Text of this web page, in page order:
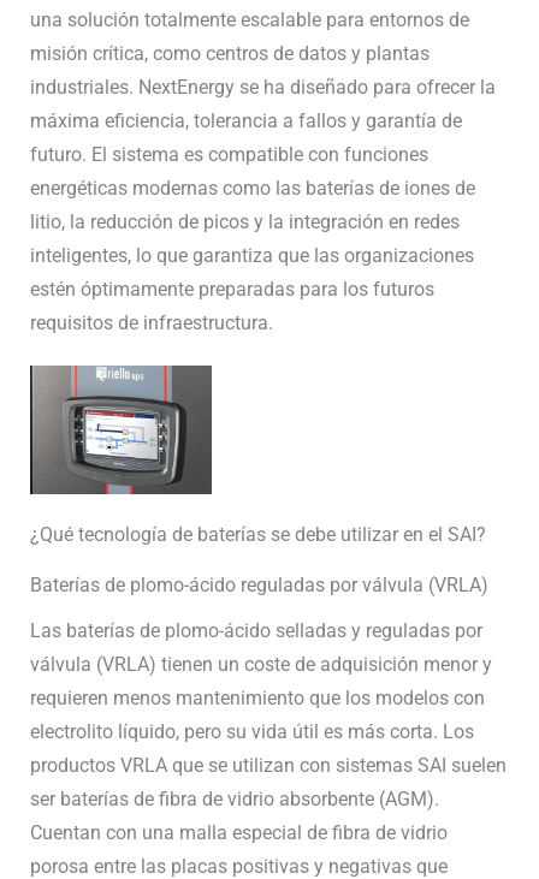
una solución totalmente escalable para entornos de
misión crítica, como centros de datos y plantas
industriales. NextEnergy se ha diseñado para ofrecer la
máxima eficiencia, tolerancia a fallos y garantía de
futuro. El sistema es compatible con funciones
energéticas modernas como las baterías de iones de
litio, la reducción de picos y la integración en redes
inteligentes, lo que garantiza que las organizaciones
estén óptimamente preparadas para los futuros
requisitos de infraestructura.
¿Qué tecnología de baterías se debe utilizar en el SAI?
Baterías de plomo-ácido reguladas por válvula (VRLA)
Las baterías de plomo-ácido selladas y reguladas por
válvula (VRLA) tienen un coste de adquisición menor y
requieren menos mantenimiento que los modelos con
electrolito líquido, pero su vida útil es más corta. Los
productos VRLA que se utilizan con sistemas SAI suelen
ser baterías de fibra de vidrio absorbente (AGM).
Cuentan con una malla especial de fibra de vidrio
porosa entre las placas positivas y negativas que